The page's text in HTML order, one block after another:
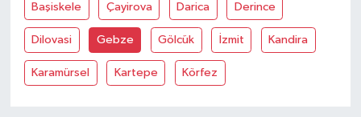
Başiskele Çayirova Darica Derince
Dilovasi Gebze Gölcük İzmit Kandira
Karamürsel Kartepe Körfez